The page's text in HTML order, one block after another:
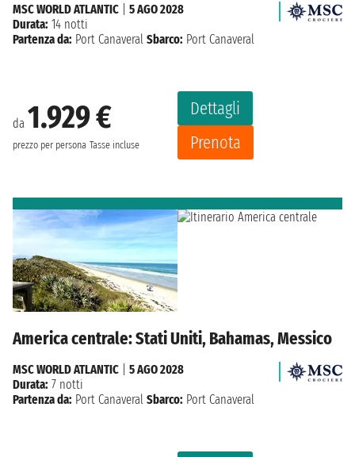
da 1.929 €
prezzo per persona Tasse incluse
Dettagli
Prenota
MSC WORLD ATLANTIC
5 AGO 2028
Durata: 14 notti
Partenza da: Port Canaveral Sbarco: Port Canaveral
America centrale: Stati Uniti, Bahamas, Messico
MSC WORLD ATLANTIC
5 AGO 2028
Durata: 7 notti
Partenza da: Port Canaveral Sbarco: Port Canaveral